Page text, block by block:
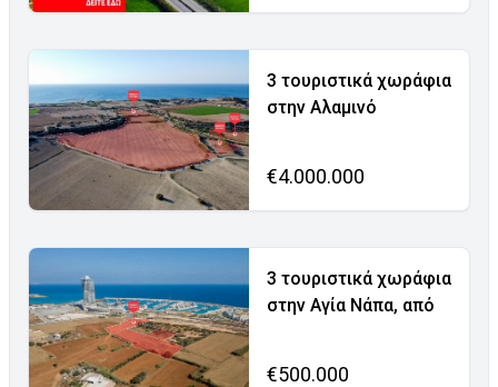
3 τουριστικά χωράφια
στην Αλαμινό
€4.000.000
3 τουριστικά χωράφια
στην Αγία Νάπα, από
€500.000